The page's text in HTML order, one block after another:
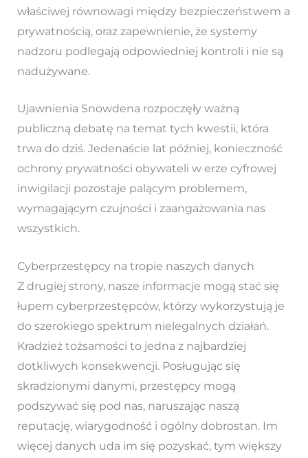
właściwej równowagi między bezpieczeństwem a
prywatnością, oraz zapewnienie, że systemy
nadzoru podlegają odpowiedniej kontroli i nie są
nadużywane.
Ujawnienia Snowdena rozpoczęły ważną
publiczną debatę na temat tych kwestii, która
trwa do dziś. Jedenaście lat później, konieczność
ochrony prywatności obywateli w erze cyfrowej
inwigilacji pozostaje palącym problemem,
wymagającym czujności i zaangażowania nas
wszystkich.
Cyberprzestępcy na tropie naszych danych
Z drugiej strony, nasze informacje mogą stać się
łupem cyberprzestępców, którzy wykorzystują je
do szerokiego spektrum nielegalnych działań.
Kradzież tożsamości to jedna z najbardziej
dotkliwych konsekwencji. Posługując się
skradzionymi danymi, przestępcy mogą
podszywać się pod nas, naruszając naszą
reputację, wiarygodność i ogólny dobrostan. Im
więcej danych uda im się pozyskać, tym większy